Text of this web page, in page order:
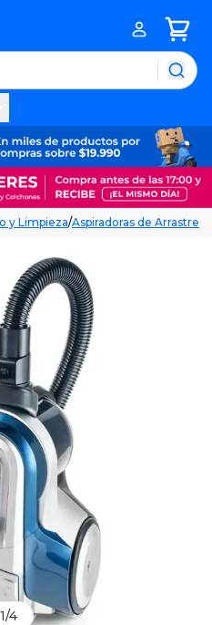
y Limpieza/Aspiradoras de Arrastre
1/4